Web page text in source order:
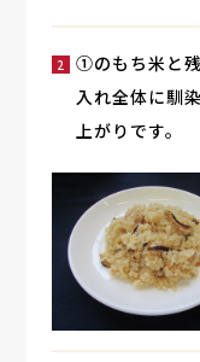
①のもち米と
入れ全体に馴
上がりです。